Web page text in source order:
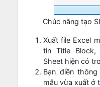
Chúc năng tạo
Xuất file Excel
tin Title Block,
Sheet hiện có
Bạn điền
mẫu vừa xuất ở